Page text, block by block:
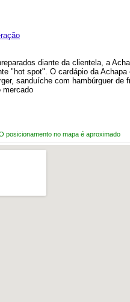
diante da clientela, a
"hot spot". O cardápio da
sanduíche com hambúrguer de
mercado
posicionamento no mapa é aproximado